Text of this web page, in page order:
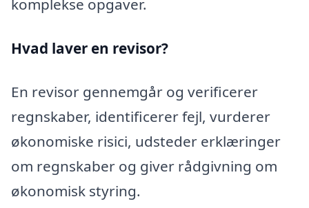
komplekse opgaver.
Hvad laver en revisor?
En revisor gennemgår og verificerer
regnskaber, identificerer fejl, vurderer
økonomiske risici, udsteder erklæringer
om regnskaber og giver rådgivning om
økonomisk styring.